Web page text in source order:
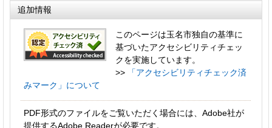
追加情報
このページは玉名市独自の基準に
基づいたアクセシビリティチェッ
クを実施しています。
>>
「アクセシビリティチェック済
みマーク」について
PDF形式のファイルをご覧いただく場合には、Adobe社が
提供するAdobe Readerが必要です。